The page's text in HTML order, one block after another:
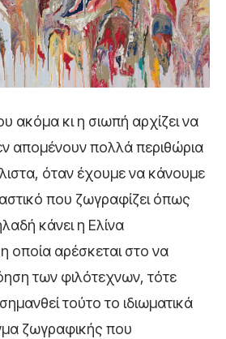
ακόμα κι η σιωπή αρχίζει να
απομένουν πολλά περιθώρια
όταν έχουμε να κάνουμε
που ζωγραφίζει όπως
κάνει η Ελίνα
αρέσκεται στο να
των φιλότεχνων, τότε
τούτο το ιδιωματικά
ζωγραφικής που